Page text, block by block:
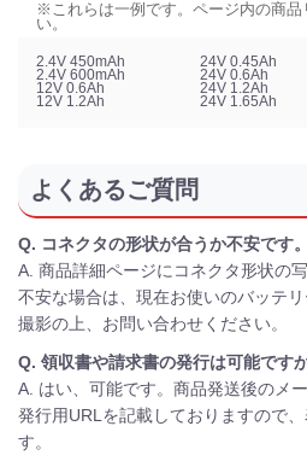
※これらは一例です。ページ内の商品
い。
2.4V 450mAh
2.4V 600mAh
12V 0.6Ah
12V 1.2Ah
24V 0.45Ah
24V 0.6Ah
24V 1.2Ah
24V 1.65Ah
よくあるご質問
Q. コネクタの形状が合うか不安です。
A. 商品詳細ページにコネクタ形状の
不安な場合は、現在お使いのバッテ
撮影の上、お問い合わせください。
Q. 領収書や請求書の発行は可能です
A. はい、可能です。商品発送後のメ
発行用URLを記載しておりますので
す。